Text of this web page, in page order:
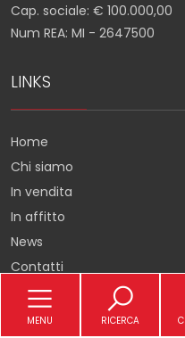
Cap. sociale: € 100.000,00
Num REA: MI - 2647500
LINKS
Home
Chi siamo
In vendita
In affitto
News
Contatti
SEGUICI
MENU RICERCA